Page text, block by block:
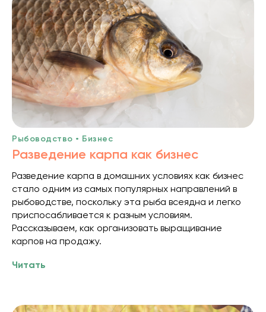
Рыбоводство • Бизнес
Разведение карпа как бизнес
Разведение карпа в домашних условиях как бизнес
стало одним из самых популярных направлений в
рыбоводстве, поскольку эта рыба всеядна и легко
приспосабливается к разным условиям.
Рассказываем, как организовать выращивание
карпов на продажу.
Читать